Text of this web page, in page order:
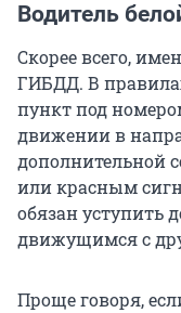
Водитель
Скорее всего,
ГИБДД. В
пункт под
движении в
дополнительной
или красным
обязан уступить
движущимся с
Проще говоря,